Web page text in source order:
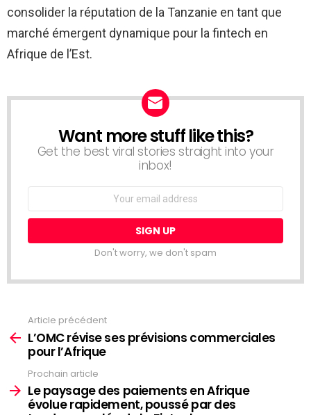
consolider la réputation de la Tanzanie en tant que
marché émergent dynamique pour la fintech en
Afrique de l’Est.
NEWSLETTER
Want more stuff like this?
Get the best viral stories straight into your
inbox!
Don't worry, we don't spam
plus
Article précédent
L’OMC révise ses prévisions commerciales
pour l’Afrique
Prochain article
Le paysage des paiements en Afrique
évolue rapidement, poussé par des